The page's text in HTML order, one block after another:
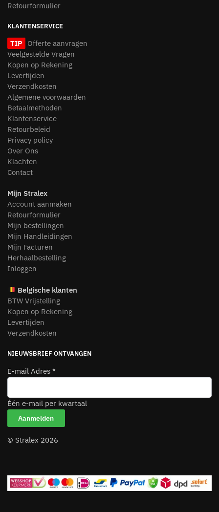
Retourformulier
KLANTENSERVICE
TIP
Offerte aanvragen
Veelgestelde Vragen
Kopen op Rekening
Levertijden
Verzendkosten
Algemene voorwaarden
Betaalmethoden
Klantenservice
Retourbeleid
Privacy policy
Over Ons
Klachten
Contact
Mijn Stralex
Account aanmaken
Retourformulier
Mijn bestellingen
Mijn Handleidingen
Mijn Facturen
Herhaalbestelling
Inloggen
Belgische klanten
BTW Vrijstelling
Kopen op Rekening
Levertijden
Verzendkosten
NIEUWSBRIEF ONTVANGEN
E-mail Adres *
Één e-mail per kwartaal
© Stralex 2026